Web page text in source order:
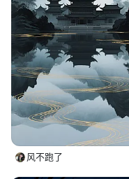
风不跑了